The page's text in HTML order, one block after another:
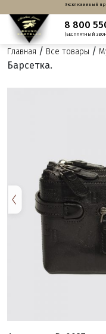
Эксклюзивный
8 800
(БЕСПЛАТНЫЙ
Главная / Все товары /
Барсетка.